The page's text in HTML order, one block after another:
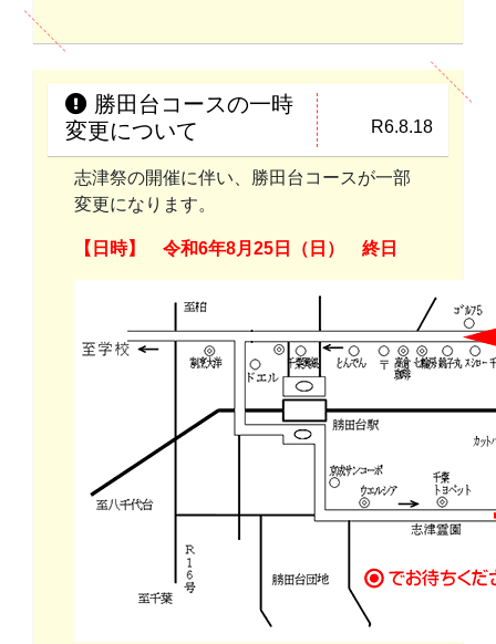
勝田台コースの一時
変更について
R6.8.18
志津祭の開催に伴い、勝田台コースが一部
変更になります。
【日時】 令和6年8月25日（日） 終日